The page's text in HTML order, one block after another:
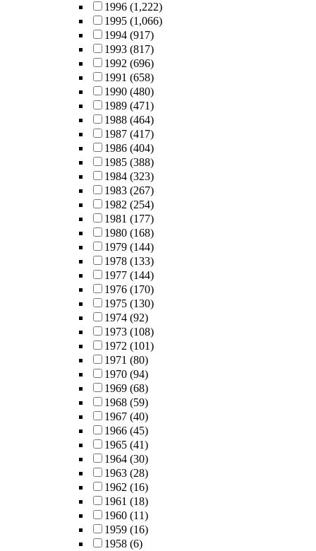
1996 (1,222)
1995 (1,066)
1994 (917)
1993 (817)
1992 (696)
1991 (658)
1990 (480)
1989 (471)
1988 (464)
1987 (417)
1986 (404)
1985 (388)
1984 (323)
1983 (267)
1982 (254)
1981 (177)
1980 (168)
1979 (144)
1978 (133)
1977 (144)
1976 (170)
1975 (130)
1974 (92)
1973 (108)
1972 (101)
1971 (80)
1970 (94)
1969 (68)
1968 (59)
1967 (40)
1966 (45)
1965 (41)
1964 (30)
1963 (28)
1962 (16)
1961 (18)
1960 (11)
1959 (16)
1958 (6)